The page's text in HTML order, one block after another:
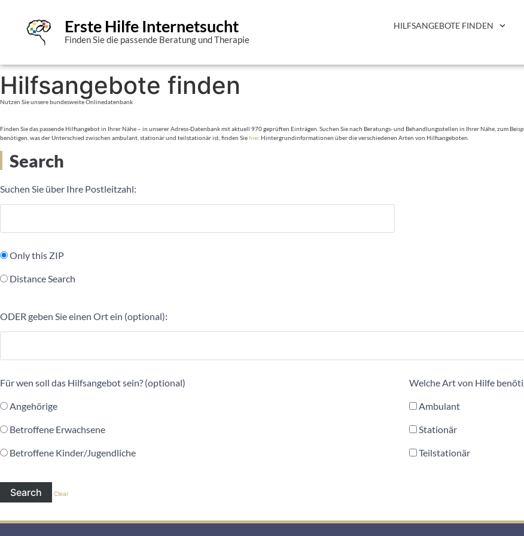
Erste Hilfe Internetsucht
Finden Sie die passende Beratung und Therapie
HILFSANGEBOTE FINDEN
Hilfsangebote finden
Nutzen Sie unsere bundesweite Onlinedatenbank
Finden Sie das passende Hilfsangebot in Ihrer Nähe – in unserer Adress-Datenbank mit aktuell 970 geprüften Einträgen. Suchen Sie nach Beratungs- und Behandlungsstellen in Ihrer Nähe, zum
benötigen, was der Unterschied zwischen ambulant, stationär und teilstationär ist, finden SiehierHintergrundinformationen über die verschiedenen Arten von Hilfsangeboten.
Search
Suchen Sie über Ihre Postleitzahl:
Only this ZIP
Distance Search
ODER geben Sie einen Ort ein (optional):
Für wen soll das Hilfsangebot sein? (optional)
Angehörige
Betroffene Erwachsene
Betroffene Kinder/Jugendliche
Welche Art von Hilfe
Ambulant
Stationär
Teilstationär
Clear